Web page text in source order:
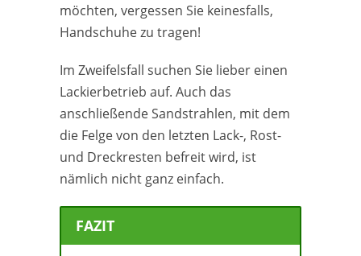
möchten, vergessen Sie keinesfalls,
Handschuhe zu tragen!
Im Zweifelsfall suchen Sie lieber einen
Lackierbetrieb auf. Auch das
anschließende Sandstrahlen, mit dem
die Felge von den letzten Lack-, Rost-
und Dreckresten befreit wird, ist
nämlich nicht ganz einfach.
FAZIT